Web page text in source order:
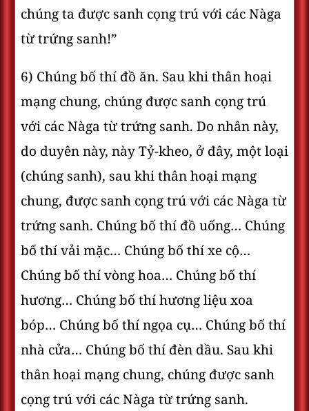
chúng ta được sanh cọng trú với các Nàga
từ trứng sanh!”
6) Chúng bố thí đồ ăn. Sau khi thân hoại
mạng chung, chúng được sanh cọng trú
với các Nàga từ trứng sanh. Do nhân này,
do duyên này, này Tỷ-kheo, ở đây, một loại
(chúng sanh), sau khi thân hoại mạng
chung, được sanh cọng trú với các Nàga từ
trứng sanh. Chúng bố thí đồ uống… Chúng
bố thí vải mặc… Chúng bố thí xe cộ…
Chúng bố thí vòng hoa… Chúng bố thí
hương… Chúng bố thí hương liệu xoa
bóp… Chúng bố thí ngọa cụ… Chúng bố thí
nhà cửa… Chúng bố thí đèn dầu. Sau khi
thân hoại mạng chung, chúng được sanh
cọng trú với các Nàga từ trứng sanh.